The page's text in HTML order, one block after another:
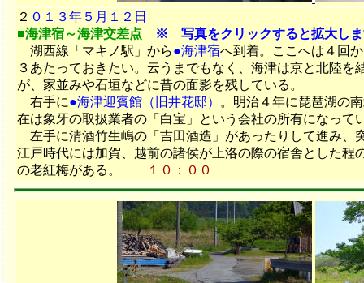
２ ０１３年５月１２日
■海津宿～海津交差点
※ 写真をクリックすると拡大し
湖西線「マキノ駅」から●海津宿へ到着。ここへは４回
３あたっておきたい。云うまでもなく、海津は京と北陸
が、家並みや石垣などに昔の面影を残している。
右手に●海津迎賓館（旧井花邸）
。明治４年に琵琶湖の
在は象牙の取扱業者の「白宝」という会社の所有になって
左手に清酒竹生嶋の「吉田酒造」があったりして進み
江戸時代には加賀、越前の諸侯が上洛の際の宿舎とした
の老紅梅がある。
１０：００